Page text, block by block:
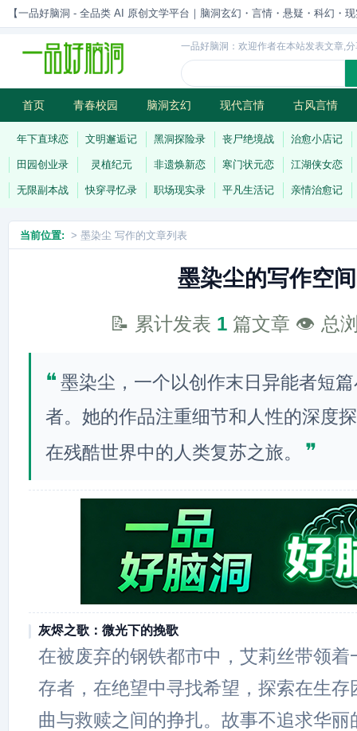
【一品好脑洞 - 全品类 AI 原创文学平台｜脑洞玄幻・言情・悬疑・科幻・
一品好脑洞：欢迎作者在本站发表文章,
首页 青春校园 脑洞玄幻 现代言情 古风言情
历史权谋 武侠江湖 灵异志怪 连载
年下直球恋 文明邂逅记 黑洞探险录 丧尸绝境战 治愈小店记
田园创业录 灵植纪元 非遗焕新恋 寒门状元恋 江湖侠女恋
无限副本战 快穿寻忆录 职场现实录 平凡生活记 亲情治愈记
当前位置: > 墨染尘 写作的文章列表
墨染尘的写作空间
📝 累计发表 1 篇文章 👁️ 总
❝ 墨染尘，一个以创作末日异能者短
者。她的作品注重细节和人性的深度
在残酷世界中的人类复苏之旅。
❞
灰烬之歌：微光下的挽歌
在被废弃的钢铁都市中，艾莉丝带领着
存者，在绝望中寻找希望，探索在生存
曲与救赎之间的挣扎。故事不追求华